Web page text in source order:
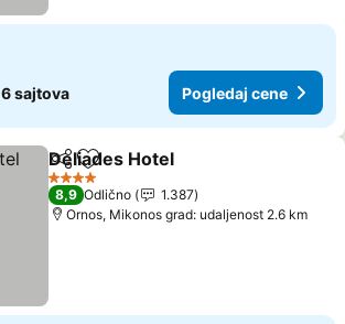
6 sajtova Pogledaj cene
Deli Dodati u favorite
Deliades Hotel
4 Zvezdice
8,9 Odlično
1.387
Ornos, Mikonos grad: udaljenost 2.6 km